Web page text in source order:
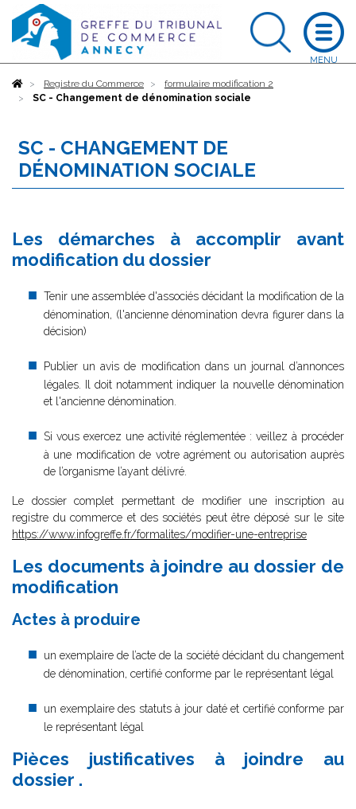
AccueilRegistre du Commerce
formulaire modification 2
SC - Changement de dénomination sociale
SC - CHANGEMENT DE
DÉNOMINATION SOCIALE
Les démarches à accomplir avant
modification du dossier
Tenir une assemblée d'associés décidant la modification de la
dénomination, (l'ancienne dénomination devra figurer dans la
décision)
Publier un avis de modification dans un journal d’annonces
légales. Il doit notamment indiquer la nouvelle dénomination
et l'ancienne dénomination.
Si vous exercez une activité réglementée : veillez à procéder
à une modification de votre agrément ou autorisation auprès
de l’organisme l’ayant délivré.
Le dossier complet permettant de modifier une inscription au
registre du commerce et des sociétés peut être déposé sur le site
https://www.infogreffe.fr/formalites/modifier-une-entreprise
Les documents à joindre au dossier de
modification
Actes à produire
un exemplaire de l’acte de la société décidant du changement
de dénomination, certifié conforme par le représentant légal
un exemplaire des statuts à jour daté et certifié conforme par
le représentant légal
Pièces justificatives à joindre au
dossier .